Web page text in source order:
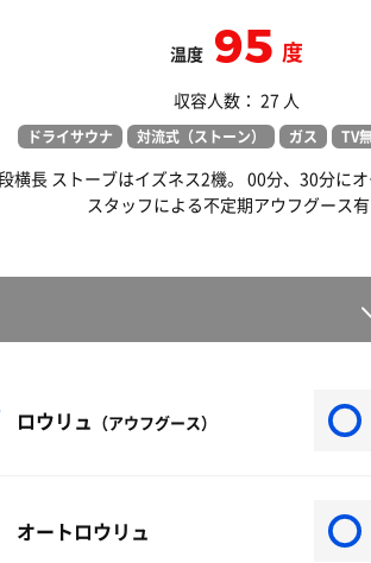
温度95度
収容人数： 27 人
ドライサウナ 対流式（ストーン） ガス TV
横長 ストーブはイズネス2機。 00分、30分に
スタッフによる不定期アウフグース有
ロウリュ （アウフグース）
オートロウリュ